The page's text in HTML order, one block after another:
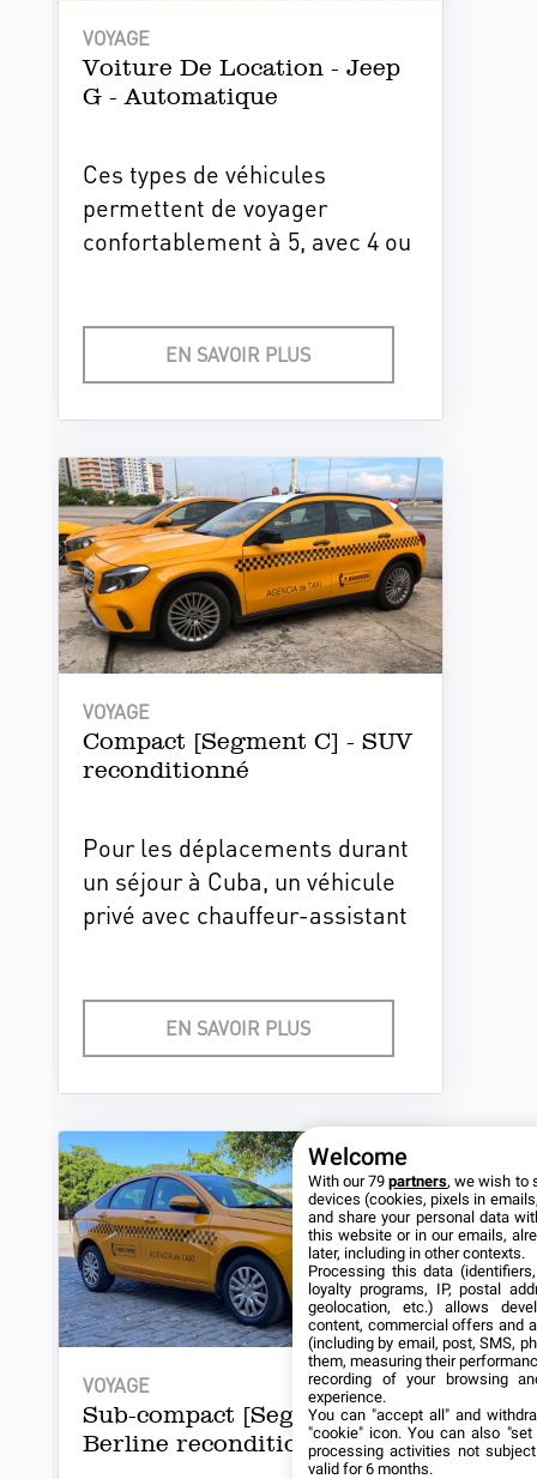
VOYAGE
Voiture De Location - Jeep
G - Automatique
Ces types de véhicules
permettent de voyager
confortablement à 5, avec 4 ou
garanties de sécurité et de bon
fonctionnement.
EN SAVOIR PLUS
VOYAGE
Compact [Segment C] - SUV
reconditionné
Pour les déplacements durant
un séjour à Cuba, un véhicule
privé avec chauffeur-assistant
simplifiant l’organisation des
trajets.
EN SAVOIR PLUS
VOYAGE
Sub-compact [Segment B] -
Berline reconditionné
Welcome
With our 79partners, we wish to
devices (cookies, pixels in
and share your personal data
this website or in our emails,
later, including in other contexts.
Processing this data
loyalty programs, IP, postal
geolocation, etc.) allows
content, commercial offers and
(including by email, post, SMS,
them, measuring their
recording of your browsing
experience.
You can "accept all" and
"cookie" icon. You can also
processing activities not
valid for 6 months.